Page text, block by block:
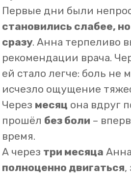
+7 (353) 243-01-01
с 8:00 до 21:00 (ежедневно без перерыров)
Записаться онлайн
Обратный звонок
Блокада Боли